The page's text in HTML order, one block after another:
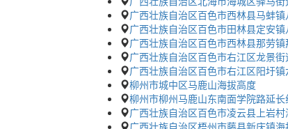
广西壮族自治区百色市西林县马蚌
广西壮族自治区百色市田林县定安
广西壮族自治区百色市西林县那劳
广西壮族自治区百色市右江区龙景
广西壮族自治区百色市右江区阳圩
柳州市城中区马鹿山海拔高度
柳州市柳州马鹿山东南面学院路延
广西壮族自治区百色市凌云县上岩
广西壮族自治区梧州市藤县新庆镇